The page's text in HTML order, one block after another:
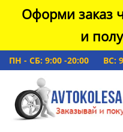
Оформи заказ
и
ПН - СБ: 9:00 -20:00 ВС: